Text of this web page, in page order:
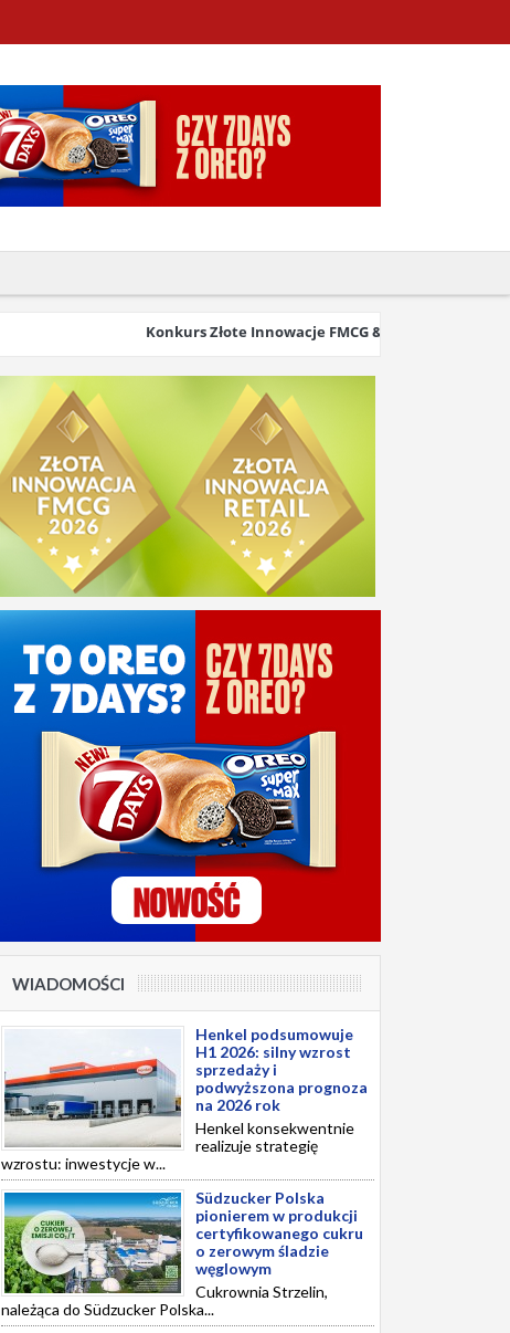
Konkurs Złote Innowacje FMCG & Retail 2026
WIADOMOŚCI
Henkel podsumowuje
H1 2026: silny wzrost
sprzedaży i
podwyższona prognoza
na 2026 rok
Henkel konsekwentnie
realizuje strategię
wzrostu: inwestycje w...
Südzucker Polska
pionierem w produkcji
certyfikowanego cukru
o zerowym śladzie
węglowym
Cukrownia Strzelin,
należąca do Südzucker Polska...